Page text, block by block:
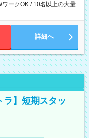
ワークOK / 10名以上の大量
詳細へ
ラ】短期スタッ